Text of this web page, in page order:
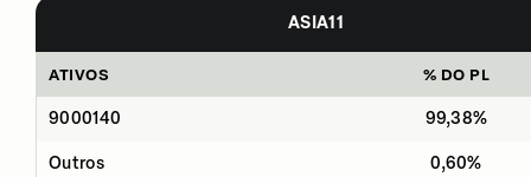
ASIA11
ATIVOS % DO PL
9000140 99,38%
Outros 0,60%